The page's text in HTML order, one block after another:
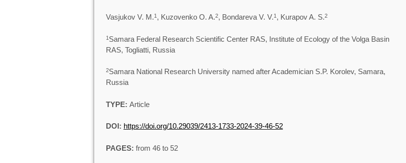
Vasjukov V. M.1, Kuzovenko O. A.2, Bondareva V. V.1, Kurapov A. S.2
1Samara Federal Research Scientific Center RAS, Institute of Ecology of the Volga Basin
RAS, Togliatti, Russia
2Samara National Research University named after Academician S.P. Korolev, Samara,
Russia
TYPE: Article
DOI: https://doi.org/10.29039/2413-1733-2024-39-46-52
PAGES: from 46 to 52